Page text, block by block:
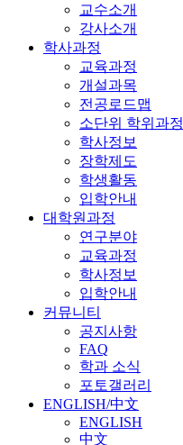
교수소개
강사소개
학사과정
교육과정
개설과목
전공로드맵
소단위 학위과정
학사정보
장학제도
학생활동
입학안내
대학원과정
연구분야
교육과정
학사정보
입학안내
커뮤니티
공지사항
FAQ
학과 소식
포토갤러리
ENGLISH/中文
ENGLISH
中文